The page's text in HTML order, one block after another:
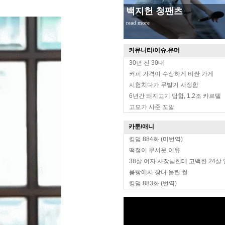
백지헌 청팬츠
read more
커뮤니티/이슈.유머
30년 전 30대
커피 가격이 수상하게 비싼 가게
시험치다가 무발기 사정함
6년간 돼지고기 담합, 1.2조 카르텔
고모가 사준 꼬깔
카툰/애니
킹덤 884화 (미번역)
떡정이 무서운 이유
38살 여자 사장님한테 고백한 24살
룸빵에서 창녀 울린 썰
킹덤 883화 (번역)